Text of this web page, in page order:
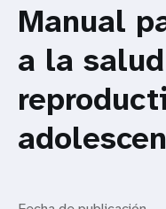
Manual
a la